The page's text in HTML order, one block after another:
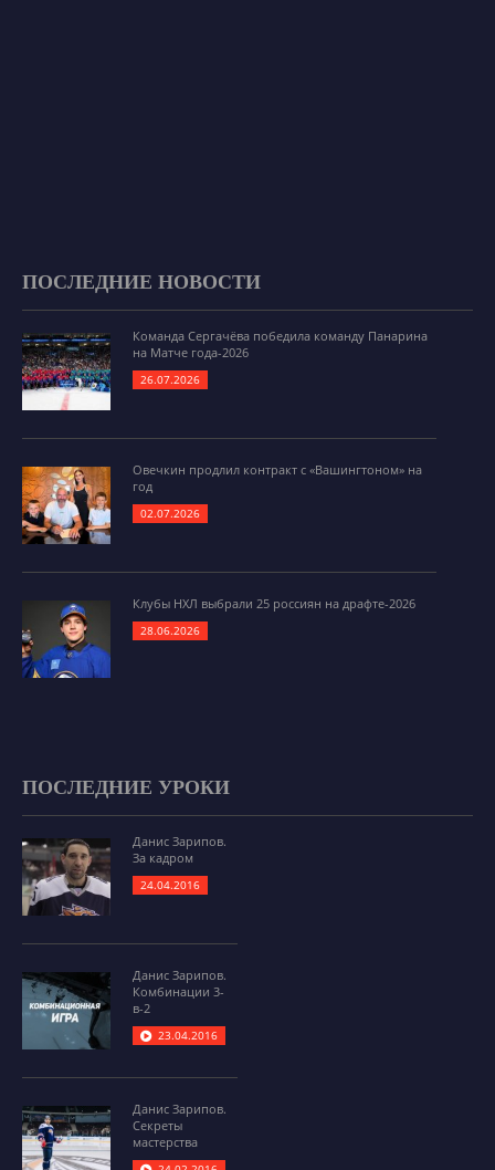
ПОСЛЕДНИЕ НОВОСТИ
Команда Сергачёва победила команду Панарина
на Матче года-2026
26.07.2026
Овечкин продлил контракт с «Вашингтоном» на
год
02.07.2026
Клубы НХЛ выбрали 25 россиян на драфте-2026
28.06.2026
ПОСЛЕДНИЕ УРОКИ
Данис Зарипов.
За кадром
24.04.2016
Данис Зарипов.
Комбинации 3-
в-2
23.04.2016
Данис Зарипов.
Секреты
мастерства